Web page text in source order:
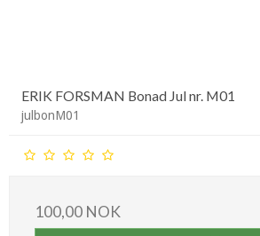
ERIK FORSMAN Bonad Jul nr. M01
julbonM01
100,00 NOK